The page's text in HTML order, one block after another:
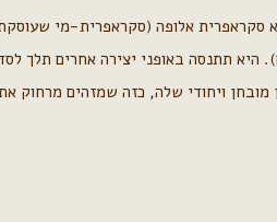
היא תתנסה באופני יצירה אחרים תלך
ויחודי שלה, כזה שמזהים